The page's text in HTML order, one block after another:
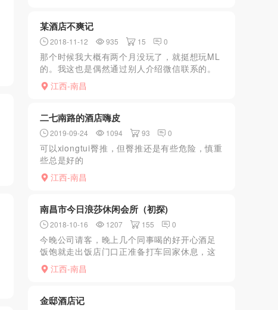
某酒店不爽记
2018-11-12 935 15 0
那个时候我大概有两个月没玩了，就挺想玩ML
的。我这也是偶然通过别人介绍微信联系的。
我打了个滴滴到了那边，微信上事先联系的那
个类似拉皮条的男的。等我到了酒店门口就会
江西-南昌
二七南路的酒店嗨皮
2019-09-24 1094 93 0
可以xiongtui臀推，但臀推还是有些危险，慎重
些总是好的
江西-南昌
南昌市今日浪莎休闲会所（初探)
2018-10-16 1207 155 0
今晚公司请客，晚上几个同事喝的好开心酒足
饭饱就走出饭店门口正准备打车回家休息，这
时过来一个男孩子拿了一张单子发到我手上，
上面图案极具诱惑都是性感女子的画面，一看
江西-南昌
金邸酒店记